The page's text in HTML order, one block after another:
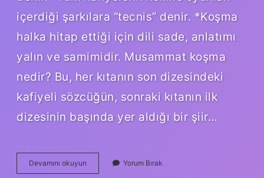
içerdiği şarkılara “tecnis” denir. *Koşma
halka hitap ettiği için dili sade, anlatımı
yalın ve samimidir. Musammat koşma
nedir? Bu, her kıtanın son dizesindeki
kafiyeli sözcüğün, sonraki kıtanın ilk
dizesinin başında yer aldığı bir şiir…
Devamını okuyun
Koşma
Yorum Bırak